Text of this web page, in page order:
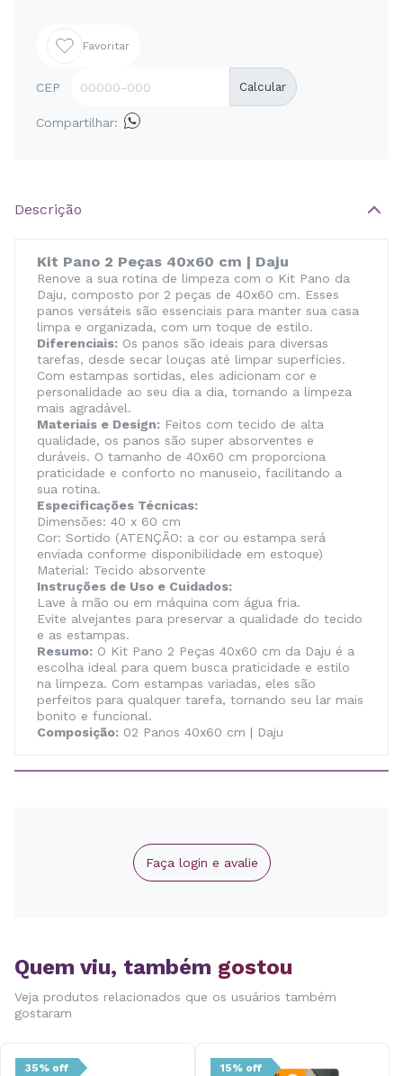
Favoritar
CEP Calcular
Compartilhar:
Descrição
Kit Pano 2 Peças 40x60 cm | Daju
Renove a sua rotina de limpeza com o Kit Pano da
Daju, composto por 2 peças de 40x60 cm. Esses
panos versáteis são essenciais para manter sua casa
limpa e organizada, com um toque de estilo.
Diferenciais: Os panos são ideais para diversas
tarefas, desde secar louças até limpar superfícies.
Com estampas sortidas, eles adicionam cor e
personalidade ao seu dia a dia, tornando a limpeza
mais agradável.
Materiais e Design: Feitos com tecido de alta
qualidade, os panos são super absorventes e
duráveis. O tamanho de 40x60 cm proporciona
praticidade e conforto no manuseio, facilitando a
sua rotina.
Especificações Técnicas:
Dimensões: 40 x 60 cm
Cor: Sortido (ATENÇÃO: a cor ou estampa será
enviada conforme disponibilidade em estoque)
Material: Tecido absorvente
Instruções de Uso e Cuidados:
Lave à mão ou em máquina com água fria.
Evite alvejantes para preservar a qualidade do tecido
e as estampas.
Resumo: O Kit Pano 2 Peças 40x60 cm da Daju é a
escolha ideal para quem busca praticidade e estilo
na limpeza. Com estampas variadas, eles são
perfeitos para qualquer tarefa, tornando seu lar mais
bonito e funcional.
Composição: 02 Panos 40x60 cm | Daju
Faça login e avalie
Quem viu, também gostou
Veja produtos relacionados que os usuários também
gostaram
35% off 15% off